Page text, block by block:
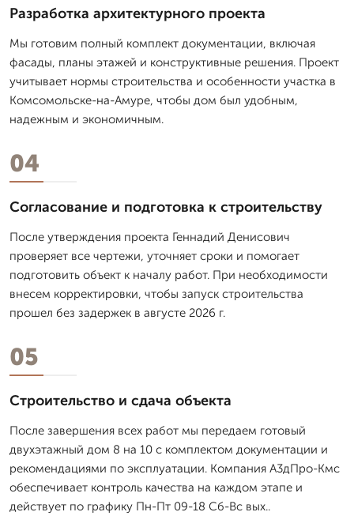
Разработка архитектурного проекта
Мы готовим полный комплект документации, включая
фасады, планы этажей и конструктивные решения. Проект
учитывает нормы строительства и особенности участка в
Комсомольске-на-Амуре, чтобы дом был удобным,
надежным и экономичным.
04
Согласование и подготовка к строительству
После утверждения проекта Геннадий Денисович
проверяет все чертежи, уточняет сроки и помогает
подготовить объект к началу работ. При необходимости
внесем корректировки, чтобы запуск строительства
прошел без задержек в августе 2026 г.
05
Строительство и сдача объекта
После завершения всех работ мы передаем готовый
двухэтажный дом 8 на 10 с комплектом документации и
рекомендациями по эксплуатации. Компания А3дПро-Кмс
обеспечивает контроль качества на каждом этапе и
действует по графику Пн-Пт 09-18 Сб-Вс вых..